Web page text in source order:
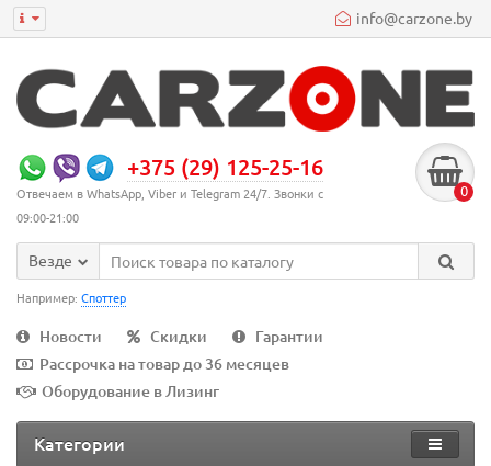
info@carzone.by
+375 (29) 125-25-16
Отвечаем в WhatsApp, Viber и Telegram 24/7. Звонки с
09:00-21:00
0
Везде
Например: Споттер
Новости Скидки
Гарантии
Рассрочка на товар до 36 месяцев
Оборудование в Лизинг
Категории